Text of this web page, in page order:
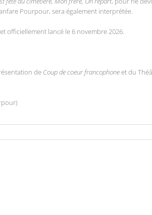
Pourpour, sera également interprétée.
officiellement lancé le 6 novembre 2026.
de Coup de coeur francophoneet du